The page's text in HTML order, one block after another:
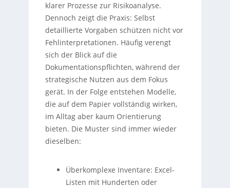
klarer Prozesse zur Risikoanalyse.
Dennoch zeigt die Praxis: Selbst
detaillierte Vorgaben schützen nicht vor
Fehlinterpretationen. Häufig verengt
sich der Blick auf die
Dokumentationspflichten, während der
strategische Nutzen aus dem Fokus
gerät. In der Folge entstehen Modelle,
die auf dem Papier vollständig wirken,
im Alltag aber kaum Orientierung
bieten. Die Muster sind immer wieder
dieselben:
Überkomplexe Inventare: Excel-
Listen mit Hunderten oder